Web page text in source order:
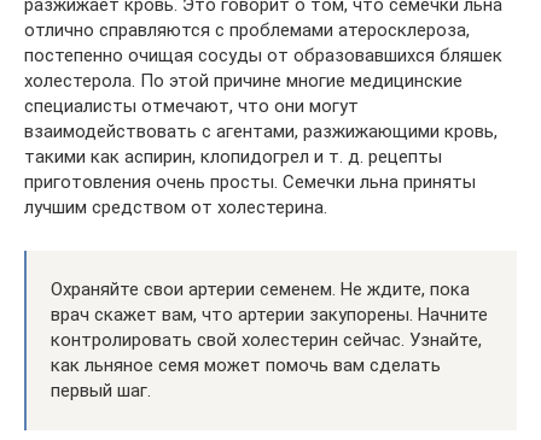
отлично справляются с проблемами атеросклероза,
постепенно очищая сосуды от образовавшихся бляшек
холестерола. По этой причине многие медицинские
специалисты отмечают, что они могут
взаимодействовать с агентами, разжижающими кровь,
такими как аспирин, клопидогрел и т. д. рецепты
приготовления очень просты. Семечки льна приняты
лучшим средством от холестерина.
Охраняйте свои артерии семенем. Не ждите, пока
врач скажет вам, что артерии закупорены. Начните
контролировать свой холестерин сейчас. Узнайте,
как льняное семя может помочь вам сделать
первый шаг.